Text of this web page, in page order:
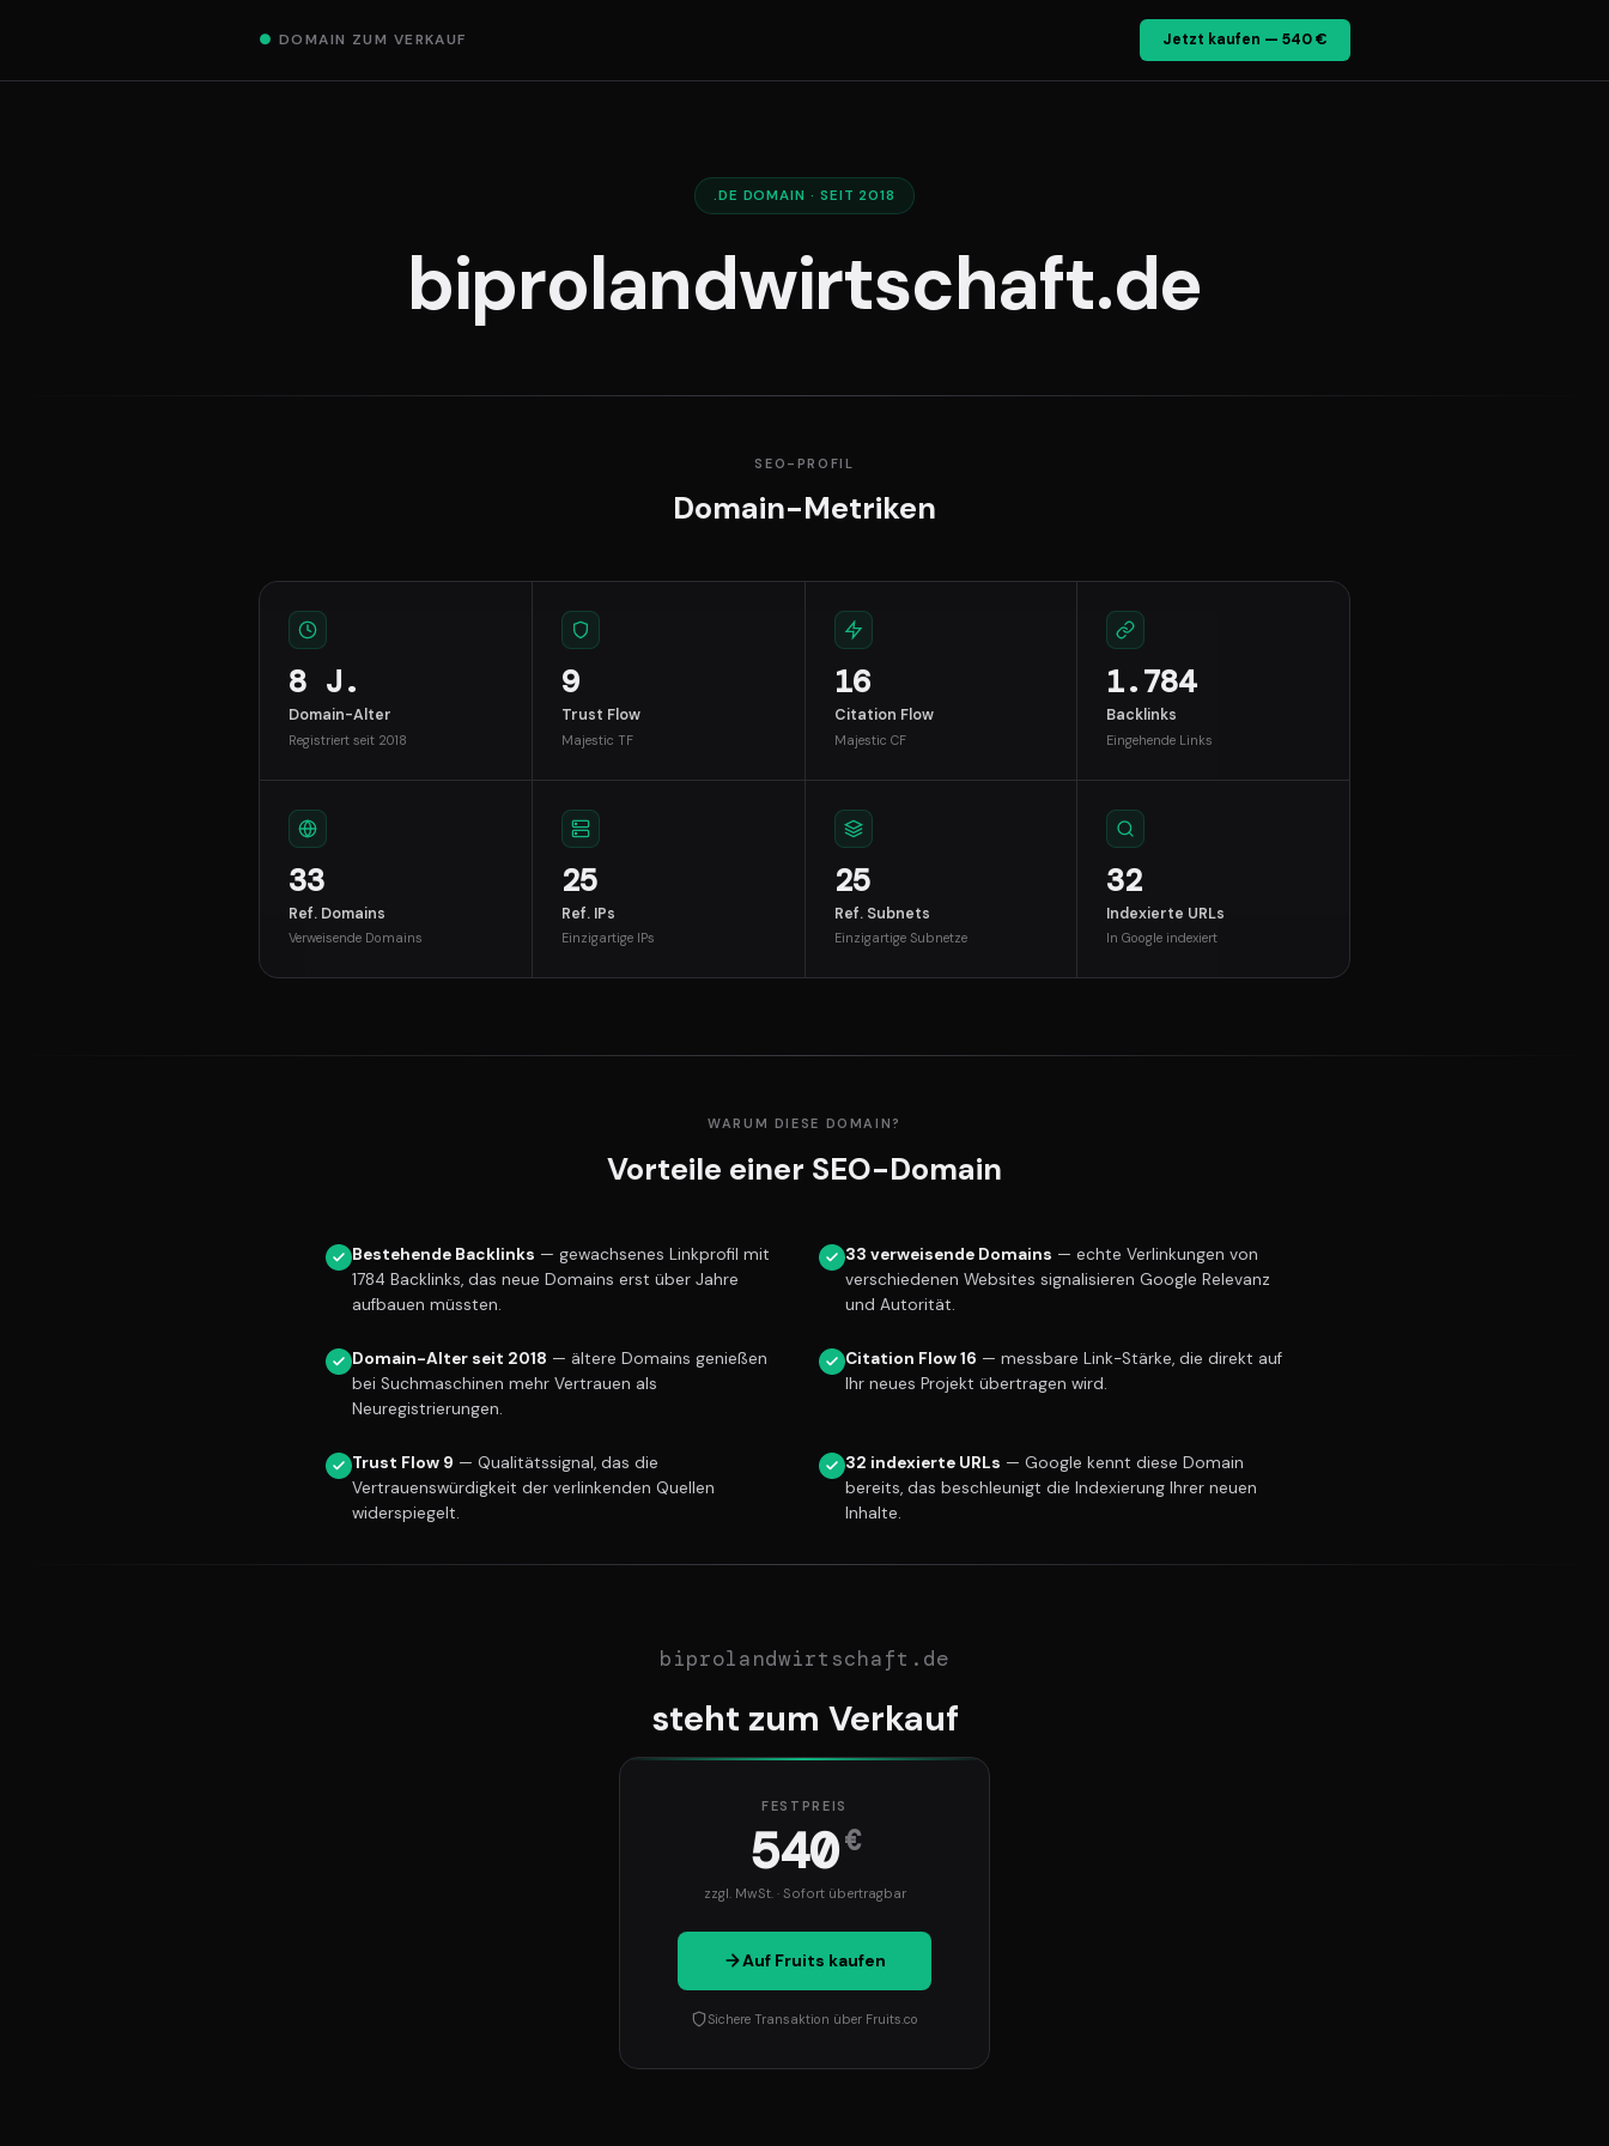
● DOMAIN ZUM VERKAUF Jetzt kaufen — 540 €
.DE DOMAIN · SEIT 2018
biprolandwirtschaft.de
SEO-PROFIL
Domain-Metriken
8 J.
Domain-Alter
Registriert seit 2018
9
Trust Flow
Majestic TF
16
Citation Flow
Majestic CF
1.784
Backlinks
Eingehende Links
33
Ref. Domains
Verweisende Domains
25
Ref. IPs
Einzigartige IPs
25
Ref. Subnets
Einzigartige Subnetze
32
Indexierte URLs
In Google indexiert
WARUM DIESE DOMAIN?
Vorteile einer SEO-Domain
Bestehende Backlinks — gewachsenes Linkprofil mit
1784 Backlinks, das neue Domains erst über Jahre
aufbauen müssten.
33 verweisende Domains — echte Verlinkungen von
verschiedenen Websites signalisieren Google Relevanz
und Autorität.
Domain-Alter seit 2018 — ältere Domains genießen
bei Suchmaschinen mehr Vertrauen als
Neuregistrierungen.
Citation Flow 16 — messbare Link-Stärke, die direkt auf
Ihr neues Projekt übertragen wird.
Trust Flow 9 — Qualitätssignal, das die
Vertrauenswürdigkeit der verlinkenden Quellen
widerspiegelt.
32 indexierte URLs — Google kennt diese Domain
bereits, das beschleunigt die Indexierung Ihrer neuen
Inhalte.
biprolandwirtschaft.de
steht zum Verkauf
FESTPREIS
540€
zzgl. MwSt. · Sofort übertragbar
Auf Fruits kaufen
Sichere Transaktion über Fruits.co